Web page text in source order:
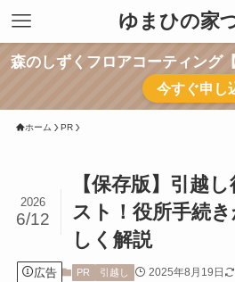
ゆまひの家
森のしずくフロアコーティング
今すぐ申し
ホーム PR
【保存版】引越
スト！役所手続
しく解説
2026
6/12
広告 PR 引越し 2025年8月19日